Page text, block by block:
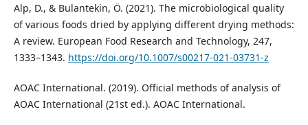
Alp, D., & Bulantekin, Ö. (2021). The microbiological quality
of various foods dried by applying different drying methods:
A review. European Food Research and Technology, 247,
1333–1343. https://doi.org/10.1007/s00217-021-03731-z
AOAC International. (2019). Official methods of analysis of
AOAC International (21st ed.). AOAC International.